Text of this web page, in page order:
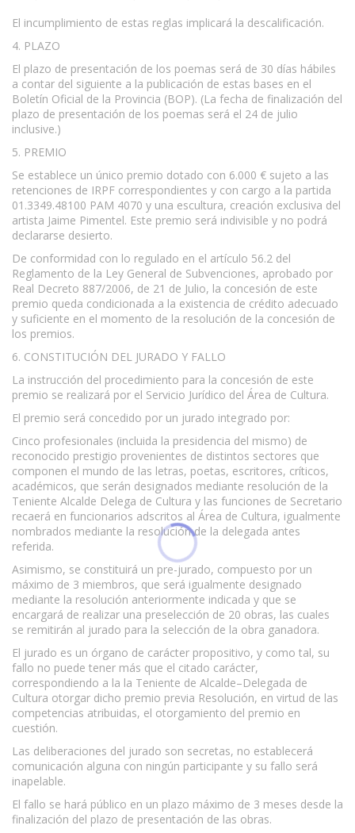
El incumplimiento de estas reglas implicará la descalificación.
4. PLAZO
El plazo de presentación de los poemas será de 30 días hábiles
a contar del siguiente a la publicación de estas bases en el
Boletín Oficial de la Provincia (BOP). (La fecha de finalización del
plazo de presentación de los poemas será el 24 de julio
inclusive.)
5. PREMIO
Se establece un único premio dotado con 6.000 € sujeto a las
retenciones de IRPF correspondientes y con cargo a la partida
01.3349.48100 PAM 4070 y una escultura, creación exclusiva del
artista Jaime Pimentel. Este premio será indivisible y no podrá
declararse desierto.
De conformidad con lo regulado en el artículo 56.2 del
Reglamento de la Ley General de Subvenciones, aprobado por
Real Decreto 887/2006, de 21 de Julio, la concesión de este
premio queda condicionada a la existencia de crédito adecuado
y suficiente en el momento de la resolución de la concesión de
los premios.
6. CONSTITUCIÓN DEL JURADO Y FALLO
La instrucción del procedimiento para la concesión de este
premio se realizará por el Servicio Jurídico del Área de Cultura.
El premio será concedido por un jurado integrado por:
Cinco profesionales (incluida la presidencia del mismo) de
reconocido prestigio provenientes de distintos sectores que
componen el mundo de las letras, poetas, escritores, críticos,
académicos, que serán designados mediante resolución de la
Teniente Alcalde Delega de Cultura y las funciones de Secretario
recaerá en funcionarios adscritos al Área de Cultura, igualmente
nombrados mediante la resolución de la delegada antes
referida.
Asimismo, se constituirá un pre-jurado, compuesto por un
máximo de 3 miembros, que será igualmente designado
mediante la resolución anteriormente indicada y que se
encargará de realizar una preselección de 20 obras, las cuales
se remitirán al jurado para la selección de la obra ganadora.
El jurado es un órgano de carácter propositivo, y como tal, su
fallo no puede tener más que el citado carácter,
correspondiendo a la la Teniente de Alcalde–Delegada de
Cultura otorgar dicho premio previa Resolución, en virtud de las
competencias atribuidas, el otorgamiento del premio en
cuestión.
Las deliberaciones del jurado son secretas, no establecerá
comunicación alguna con ningún participante y su fallo será
inapelable.
El fallo se hará público en un plazo máximo de 3 meses desde la
finalización del plazo de presentación de las obras.